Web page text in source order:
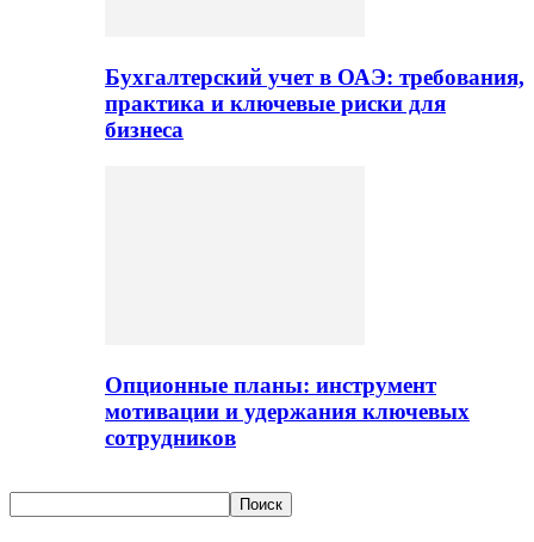
Бухгалтерский учет в ОАЭ: требования,
практика и ключевые риски для
бизнеса
Опционные планы: инструмент
мотивации и удержания ключевых
сотрудников